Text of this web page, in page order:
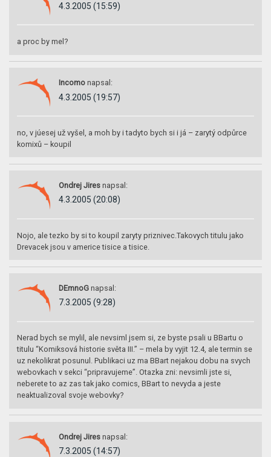
4.3.2005 (15:59)
a proc by mel?
Incomo napsal:
4.3.2005 (19:57)
no, v júesej už vyšel, a moh by i tadyto bych si i já – zarytý odpůrce
komixů – koupil
Ondrej Jires napsal:
4.3.2005 (20:08)
Nojo, ale tezko by si to koupil zaryty priznivec.Takovych titulu jako
Drevacek jsou v americe tisice a tisice.
DEmnoG napsal:
7.3.2005 (9:28)
Nerad bych se mylil, ale nevsiml jsem si, ze byste psali u BBartu o
titulu “Komiksová historie světa III.” – mela by vyjit 12.4, ale termin se
uz nekolikrat posunul. Publikaci uz ma BBart nejakou dobu na svych
webovkach v sekci “pripravujeme”. Otazka zni: nevsimli jste si,
neberete to az zas tak jako comics, BBart to nevyda a jeste
neaktualizoval svoje webovky?
Ondrej Jires napsal:
7.3.2005 (14:57)